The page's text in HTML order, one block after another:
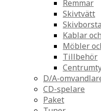
Remmar
Skivtvätt
Kablar
Möbler
Tillbehör
D/A-
CD-spelare
Paket